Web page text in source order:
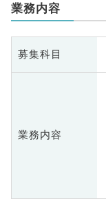
業務内容
募集科目
業務内容